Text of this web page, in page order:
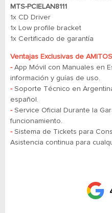
MTS-PCIELAN8111
1x CD Driver
1x Low profile bracket
1x Certificado de garantía
Ventajas Exclusivas de
- App Móvil con Manuales en
información y guías de uso.
- Soporte Técnico en
español.
- Service Oficial Durante la
funcionamiento.
- ​​​​​​​Sistema de Tickets para
Asistencia continua para